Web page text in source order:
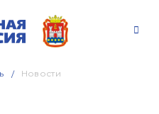
Новости